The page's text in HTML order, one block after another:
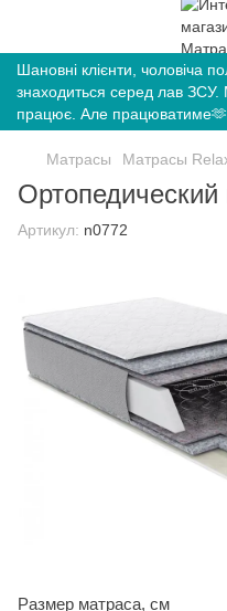
Шановні клієнти, чоловіча
знаходиться серед лав
працює. Але працюватиме🫶
Матрасы Матрасы
Артикул: n0772
Размер матраса, см